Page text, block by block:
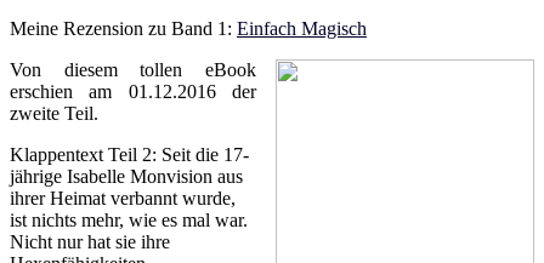
Meine Rezension zu Band 1: Einfach Magisch
Von diesem tollen eBook
erschien am 01.12.2016 der
zweite Teil.
Klappentext Teil 2: Seit die 17-
jährige Isabelle Monvision aus
ihrer Heimat verbannt wurde,
ist nichts mehr, wie es mal war.
Nicht nur hat sie ihre